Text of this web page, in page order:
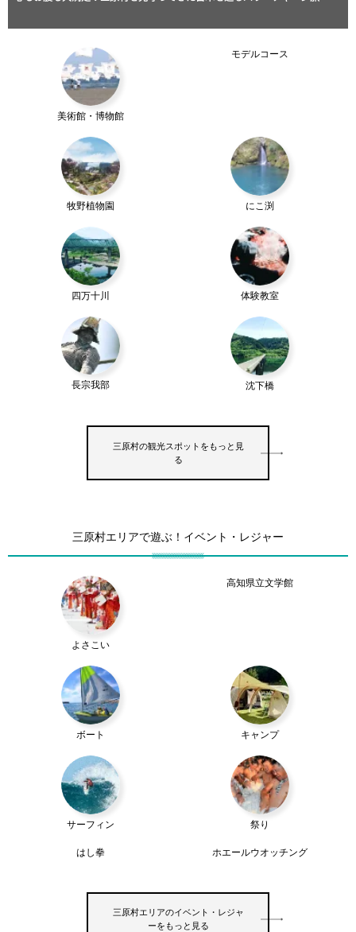
美術館・博物館
モデルコース
牧野植物園 にこ渕
四万十川 体験教室
長宗我部 沈下橋
三原村の観光スポットをもっと見
る
三原村エリアで遊ぶ！イベント・レジャー
よさこい
高知県立文学館
ボート キャンプ
サーフィン 祭り
はし拳 ホエールウオッチング
三原村エリアのイベント・レジャ
ーをもっと見る